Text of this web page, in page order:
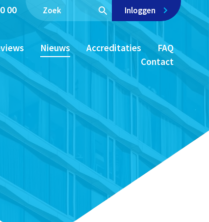
00 Inloggen
Nieuws Accreditaties
FAQ
Contact